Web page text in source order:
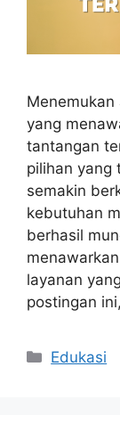
yang
tantangan
pilihan yang
semakin
kebutuhan
berhasil
layanan
postingan
Edukasi